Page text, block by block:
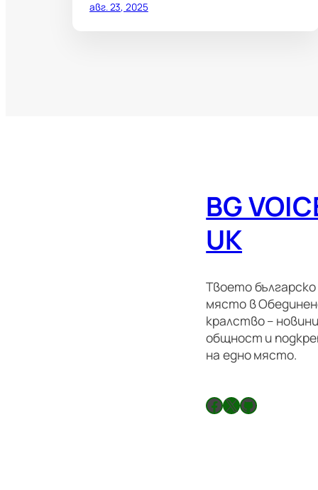
авг. 23, 2025
BG
UK
Твоето българско
място в
кралство –
общност и
на едно място.
Facebook X GitHub